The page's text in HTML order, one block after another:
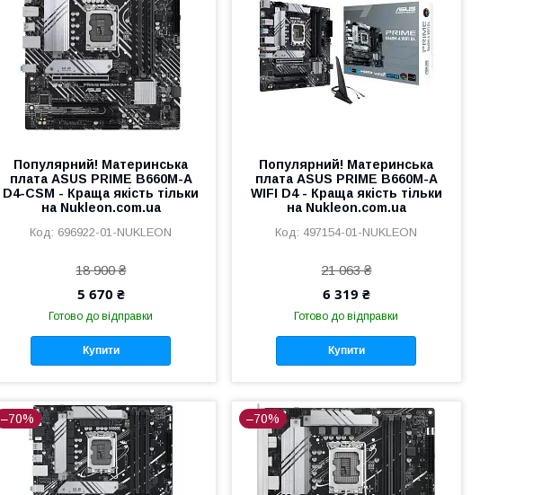
Популярний! Материнська
плата ASUS PRIME B660M-A
D4-CSM - Краща якість тільки
на Nukleon.com.ua
696922-01-NUKLEON
18 900 ₴
5 670 ₴
Готово до відправки
Купити
Популярний! Материнська
плата ASUS PRIME B660M-A
WIFI D4 - Краща якість тільки
на Nukleon.com.ua
497154-01-NUKLEON
21 063 ₴
6 319 ₴
Готово до відправки
Купити
–70% –70%